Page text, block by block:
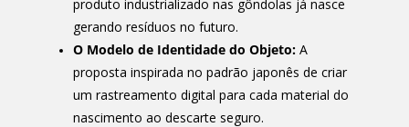
produto industrializado nas gôndolas já nasce
gerando resíduos no futuro.
O Modelo de Identidade do Objeto: A
proposta inspirada no padrão japonês de criar
um rastreamento digital para cada material do
nascimento ao descarte seguro.